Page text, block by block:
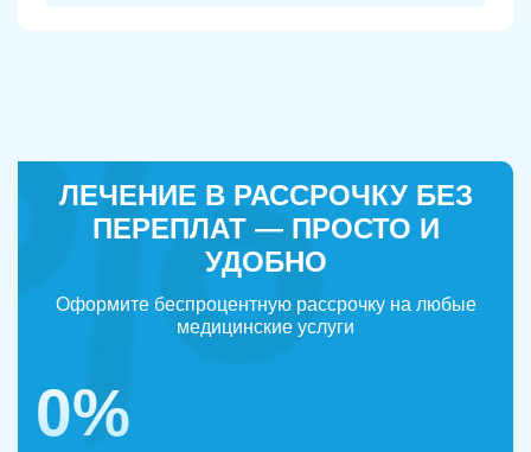
ЛЕЧЕНИЕ В РАССРОЧКУ БЕЗ
ПЕРЕПЛАТ — ПРОСТО И
УДОБНО
Оформите беспроцентную рассрочку на любые
медицинские услуги
0%